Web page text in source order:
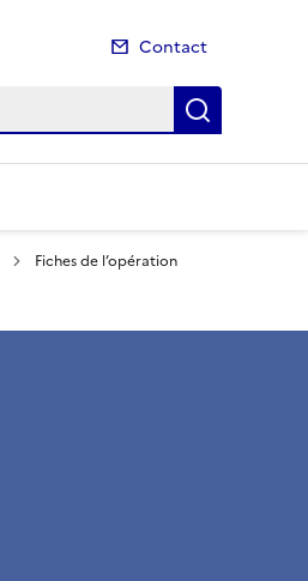
Contact
Fiches de l’opération